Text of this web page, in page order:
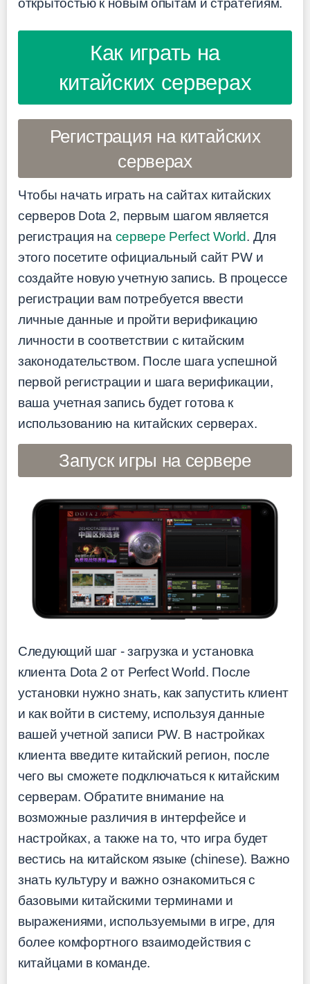
Как играть на
китайских серверах
Регистрация на китайских
серверах
Чтобы начать играть на сайтах китайских
серверов Dota 2, первым шагом является
регистрация на сервере Perfect World. Для
этого посетите официальный сайт PW и
создайте новую учетную запись. В процессе
регистрации вам потребуется ввести
личные данные и пройти верификацию
личности в соответствии с китайским
законодательством. После шага успешной
первой регистрации и шага верификации,
ваша учетная запись будет готова к
использованию на китайских серверах.
Запуск игры на сервере
Следующий шаг - загрузка и установка
клиента Dota 2 от Perfect World. После
установки нужно знать, как запустить клиент
и как войти в систему, используя данные
вашей учетной записи PW. В настройках
клиента введите китайский регион, после
чего вы сможете подключаться к китайским
серверам. Обратите внимание на
возможные различия в интерфейсе и
настройках, а также на то, что игра будет
вестись на китайском языке (chinese). Важно
знать культуру и важно ознакомиться с
базовыми китайскими терминами и
выражениями, используемыми в игре, для
более комфортного взаимодействия с
китайцами в команде.